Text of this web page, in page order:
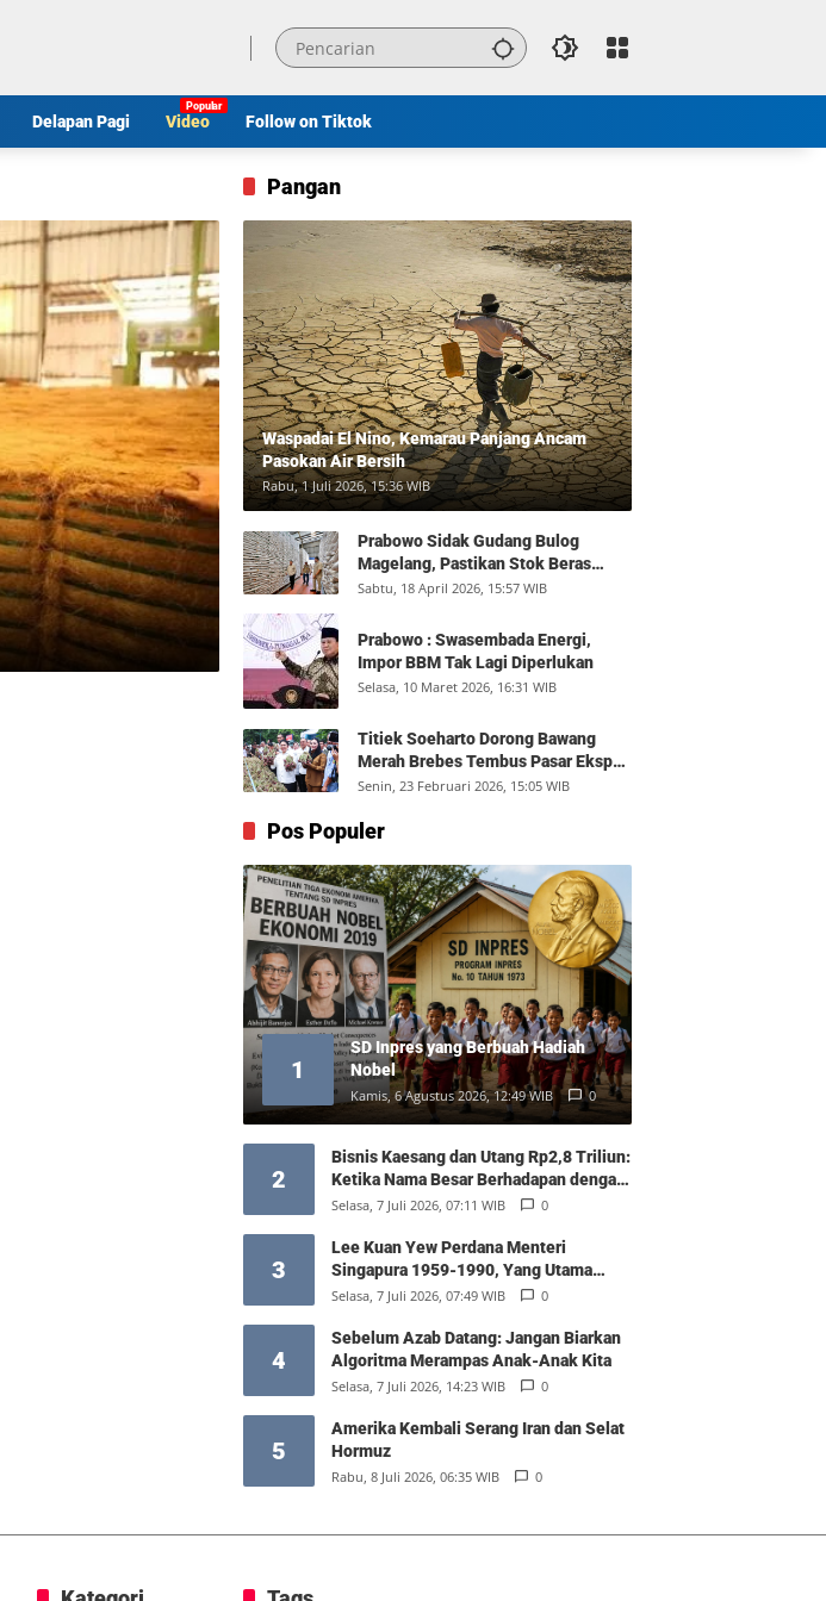
Delapan Pagi Video Follow on Tiktok
Pangan
Waspadai El Nino, Kemarau Panjang Ancam
Pasokan Air Bersih
Rabu, 1 Juli 2026, 15:36 WIB
Prabowo Sidak Gudang Bulog
Magelang, Pastikan Stok Beras
Aman dan Distribusi Lancar
Sabtu, 18 April 2026, 15:57 WIB
Prabowo : Swasembada Energi,
Impor BBM Tak Lagi Diperlukan
Selasa, 10 Maret 2026, 16:31 WIB
Titiek Soeharto Dorong Bawang
Merah Brebes Tembus Pasar Ekspor,
Petani Bisa Untung Rp350 Juta per
Senin, 23 Februari 2026, 15:05 WIB
Pos Populer
1
SD Inpres yang Berbuah Hadiah
Nobel
Kamis, 6 Agustus 2026, 12:49 WIB 0
2
Bisnis Kaesang dan Utang Rp2,8 Triliun:
Ketika Nama Besar Berhadapan dengan
Hukum Pasar
Selasa, 7 Juli 2026, 07:11 WIB 0
3
Lee Kuan Yew Perdana Menteri
Singapura 1959-1990, Yang Utama
Diantara Yang Sederajat
Selasa, 7 Juli 2026, 07:49 WIB 0
4
Sebelum Azab Datang: Jangan Biarkan
Algoritma Merampas Anak-Anak Kita
Selasa, 7 Juli 2026, 14:23 WIB 0
5
Amerika Kembali Serang Iran dan Selat
Hormuz
Rabu, 8 Juli 2026, 06:35 WIB 0